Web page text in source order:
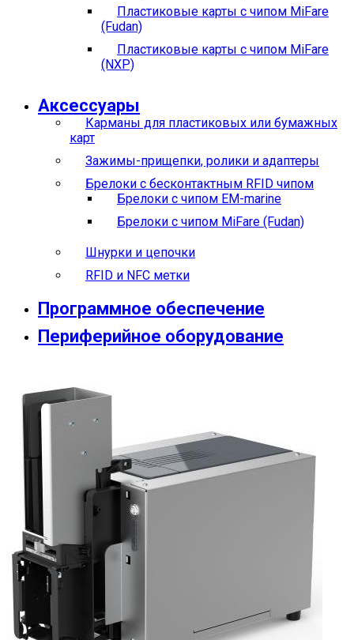
Пластиковые карты с чипом MiFare
(Fudan)
Пластиковые карты с чипом MiFare
(NXP)
Аксессуары
Карманы для пластиковых или бумажных
карт
Зажимы-прищепки, ролики и адаптеры
Брелоки с бесконтактным RFID чипом
Брелоки с чипом EM-marine
Брелоки с чипом MiFare (Fudan)
Шнурки и цепочки
RFID и NFC метки
Программное обеспечение
Периферийное оборудование